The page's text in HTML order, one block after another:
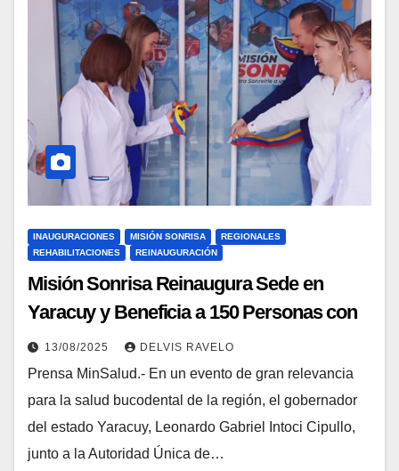
INAUGURACIONES MISIÓN SONRISA
REGIONALES
REHABILITACIONES
REINAUGURACIÓN
Misión Sonrisa Reinaugura Sede en
Yaracuy y Beneficia a 150 Personas con
Prótesis Dentales
13/08/2025 DELVIS RAVELO
Prensa MinSalud.- En un evento de gran relevancia
para la salud bucodental de la región, el gobernador
del estado Yaracuy, Leonardo Gabriel Intoci Cipullo,
junto a la Autoridad Única de…